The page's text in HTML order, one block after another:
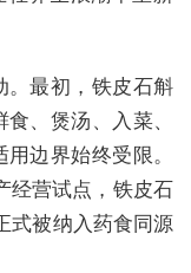
。最初，铁皮石斛
、煲汤、入菜、
边界始终受限。
经营试点，铁皮石
式被纳入药食同源